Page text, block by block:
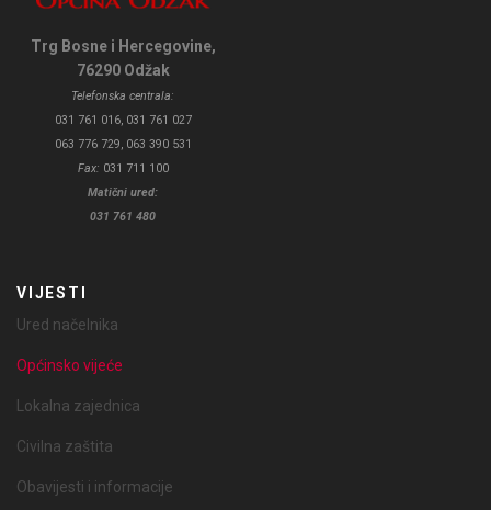
Trg Bosne i Hercegovine,
76290 Odžak
Telefonska centrala:
031 761 016, 031 761 027
063 776 729, 063 390 531
Fax: 031 711 100
Matični ured:
031 761 480
VIJESTI
Ured načelnika
Općinsko vijeće
Lokalna zajednica
Civilna zaštita
Obavijesti i informacije